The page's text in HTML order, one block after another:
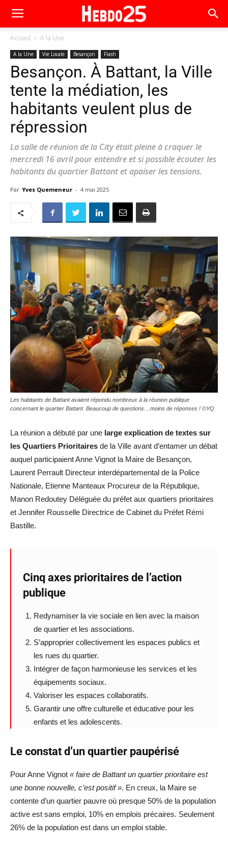
Accueil A la Une
A la Une Vie Locale Besançon Flash
Besançon. À Battant, la Ville
tente la médiation, les
habitants veulent plus de
répression
La salle de réunion de la City était pleine à craquer le
mercredi 16 avril pour entendre et si possible écouter les
habitants du quartier Battant et apaiser les tensions.
Par Yves Quemeneur - 4 mai 2025
Les habitants de Battant avaient répondu nombreux à la réunion publique
concernant le quartier Battant. Beaucoup de questions....moins de réponses ! ©YQ
La réunion a débuté par une large explication de textes sur
les Quartiers Prioritaires de la Ville avant d’entamer un débat
auquel participaient Anne Vignot la Maire de Besançon,
Laurent Perrault Directeur interdépartemental de la Police
Nationale, Etienne Manteaux Procureur de la République,
Manon Redoutey Déléguée du préfet aux quartiers prioritaires
et Jennifer Rousselle Directrice de Cabinet du Préfet Rémi
Bastille.
Cinq axes prioritaires de l’action
publique
Redynamiser la vie sociale en lien avec la maison
de quartier et les associations.
S’approprier collectivement les espaces publics et
les rues du quartier.
Intégrer de façon harmonieuse les services et les
équipements sociaux.
Valoriser les espaces collaboratifs.
Garantir une offre culturelle et éducative pour les
enfants et les adolescents.
Le constat d’un quartier paupérisé
Pour Anne Vignot « faire de Battant un quartier prioritaire est
une bonne nouvelle, c’est positif ». En creux, la Maire se
contente d’un quartier pauvre où presque 50% de la population
active est sans emploi, 10% en emplois précaires. Seulement
26% de la population est dans un emploi stable.